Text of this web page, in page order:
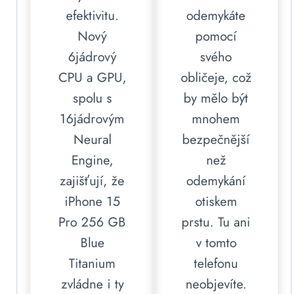
efektivitu.
Nový
6jádrový
CPU a GPU,
spolu s
16jádrovým
Neural
Engine,
zajišťují, že
iPhone 15
Pro 256 GB
Blue
Titanium
zvládne i ty
odemykáte
pomocí
svého
obličeje, což
by mělo být
mnohem
bezpečnější
než
odemykání
otiskem
prstu. Tu ani
v tomto
telefonu
neobjevíte.